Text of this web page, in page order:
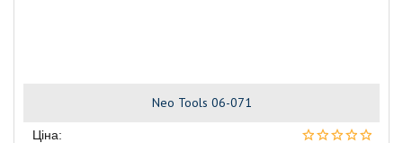
Neo Tools 06-071
Ціна: